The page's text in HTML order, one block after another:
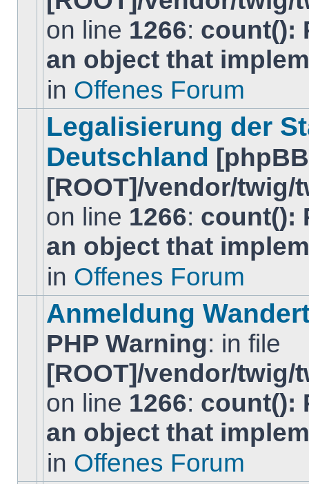
gibt
keine
neuen
BeitrÃ¤ge
Thema.
on line 1266: count():
an object that
in Offenes Forum
gibt
keine
neuen
BeitrÃ¤ge
Thema.
Legalisierung der
Deutschland
[ROOT]/vendor/
on line 1266: count():
an object that
in Offenes Forum
gibt
keine
neuen
BeitrÃ¤ge
Anmeldung
PHP Warning: in file
[ROOT]/vendor/
on line 1266: count():
an object that
in Offenes Forum